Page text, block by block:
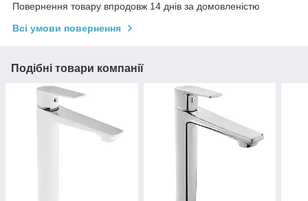
Повернення товару впродовж 14 днів за домовленістю
Всі умови повернення
Подібні товари компанії